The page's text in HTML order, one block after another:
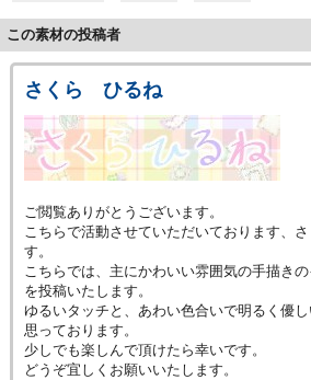
この素材の投稿者
さくら ひるね
ご閲覧ありがとうございます。
こちらで活動させていただいております、
す。
こちらでは、主にかわいい雰囲気の手描き
を投稿いたします。
ゆるいタッチと、あわい色合いで明るく優
思っております。
少しでも楽しんで頂けたら幸いです。
どうぞ宜しくお願いいたします。